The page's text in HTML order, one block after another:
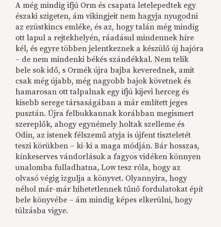
A még mindig ifjú Orm és csapata letelepedtek egy
északi szigeten, ám vikingjeit nem hagyja nyugodni
az ezüstkincs emléke, és az, hogy talán még mindig
ott lapul a rejtekhelyén, ráadásul mindennek híre
kél, és egyre többen jelentkeznek a készülő új hajóra
– de nem mindenki békés szándékkal. Nem telik
bele sok idő, s Ormék újra bajba keverednek, amit
csak még újabb, még nagyobb bajok követnek és
hamarosan ott talpalnak egy ifjú kijevi herceg és
kisebb serege társaságában a már említett jeges
pusztán. Újra felbukkannak korábban megismert
szereplők, ahogy egynémely holtak szelleme és
Odin, az istenek félszemű atyja is újfent tiszteletét
teszi körükben – ki-ki a maga módján. Bár hosszas,
kínkeserves vándorlásuk a fagyos vidéken könnyen
unalomba fulladhatna, Low tesz róla, hogy az
olvasó végig izgulja a könyvet. Olyannyira, hogy
néhol már-már hihetetlennek tűnő fordulatokat épít
bele könyvébe – ám mindig képes elkerülni, hogy
túlzásba vigye.